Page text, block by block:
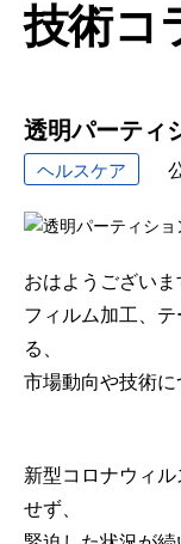
技術コ
透明パーティ
ヘルスケア
おはようございま
フィルム加工、
る、
市場動向や技術に
新型コロナウィ
せず、